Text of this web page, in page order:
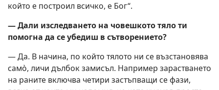
който е построил всичко, е Бог“.
— Дали изследването на човешкото тяло ти
помогна да се убедиш в сътворението?
— Да. В начина, по който тялото ни се възстановява
само̀, личи дълбок замисъл. Например зарастването
на раните включва четири застъпващи се фази,